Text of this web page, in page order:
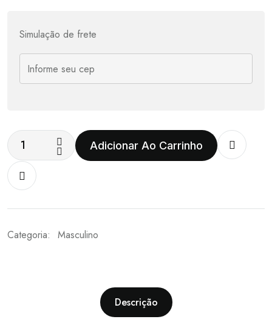
Simulação de frete
Adicionar Ao Carrinho
Categoria: Masculino
Descrição